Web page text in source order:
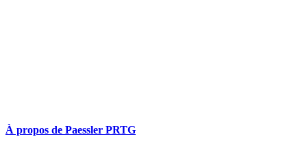
À propos de Paessler PRTG